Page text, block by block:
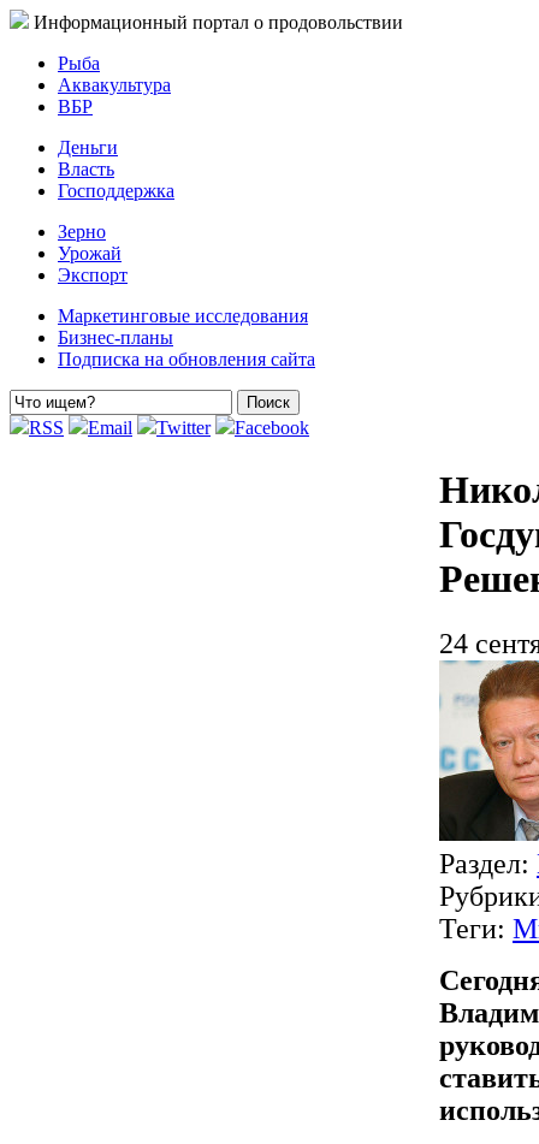
Информационный портал о продовольствии
Рыба
Аквакультура
ВБР
Деньги
Власть
Господдержка
Зерно
Урожай
Экспорт
Маркетинговые исследования
Бизнес-планы
Подписка на обновления сайта
RSS Email Twitter Facebook
24
Раздел:
Теги: